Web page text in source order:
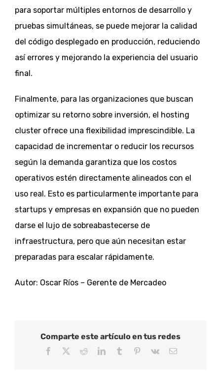
para soportar múltiples entornos de desarrollo y
pruebas simultáneas, se puede mejorar la calidad
del código desplegado en producción, reduciendo
así errores y mejorando la experiencia del usuario
final.
Finalmente, para las organizaciones que buscan
optimizar su retorno sobre inversión, el hosting
cluster ofrece una flexibilidad imprescindible. La
capacidad de incrementar o reducir los recursos
según la demanda garantiza que los costos
operativos estén directamente alineados con el
uso real. Esto es particularmente importante para
startups y empresas en expansión que no pueden
darse el lujo de sobreabastecerse de
infraestructura, pero que aún necesitan estar
preparadas para escalar rápidamente.
Autor: Oscar Ríos – Gerente de Mercadeo
Comparte este artículo en tus redes
Facebook RedditLinkedInTumblr Pinterest
Vk
Correo